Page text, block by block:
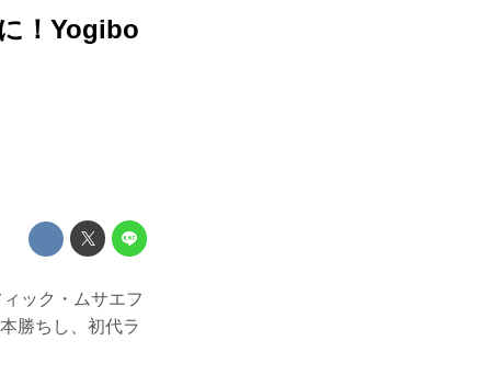
！Yogibo
ック・ムサエフ
勝ちし、初代ラ